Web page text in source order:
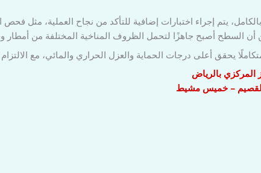
يتم إجراء اختبارات إضافية للتأكد من نجاح العملية، مثل
أن السطح أصبح جاهزًا لتحمل الظروف المناخية المختلفة من
يحقق أعلى درجات الحماية والعزل الحراري والمائي، مع الالتزام
بالرياض
القصيم – خميس مشيط